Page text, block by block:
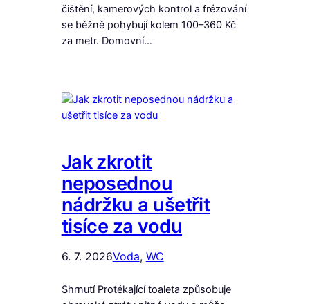
čištění, kamerových kontrol a frézování
se běžně pohybují kolem 100–360 Kč
za metr. Domovní…
Jak zkrotit
neposednou
nádržku a ušetřit
tisíce za vodu
6. 7. 2026Voda, WC
Shrnutí Protékající toaleta způsobuje